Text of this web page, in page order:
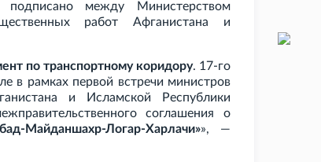
подписано между Министерством
работ Афганистана и
по транспортному коридору. 17-го
в рамках первой встречи министров
и Исламской Республики
соглашения о
Майданшахр-Логар-Харлачи»», —